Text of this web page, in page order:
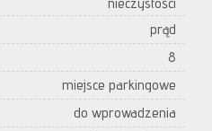
nieczystości
prąd
8
miejsce parkingowe
do wprowadzenia